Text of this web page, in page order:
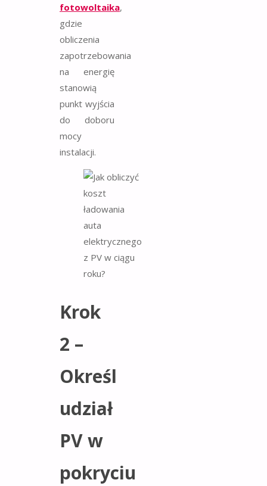
fotowoltaika,
gdzie
obliczenia
zapotrzebowania
na energię
stanowią
punkt wyjścia
do doboru
mocy
instalacji.
Krok
2 –
Określ
udział
PV w
pokryciu